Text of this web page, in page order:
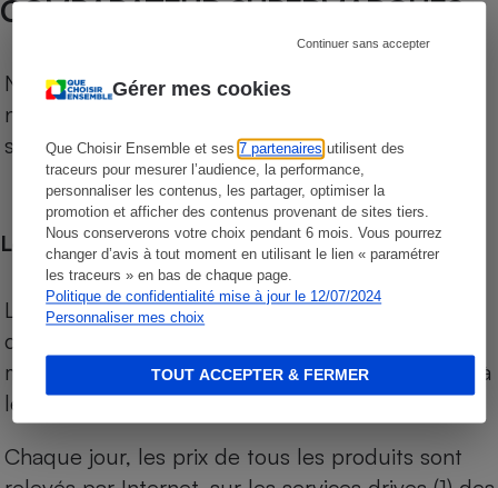
Gérer mes cookies
Que Choisir Ensemble et ses7 partenaires utilisent des
traceurs pour mesurer l’audience, la performance,
personnaliser les contenus, les partager, optimiser la
promotion et afficher des contenus provenant de sites tiers.
Nous conserverons votre choix pendant 6 mois. Vous pourrez
changer d’avis à tout moment en utilisant le lien « paramétrer
les traceurs » en bas de chaque page.
Politique de confidentialité mise à jour le 12/07/2024
Personnaliser mes choix
Continuer sans accepter
TOUT ACCEPTER & FERMER
COMPARATEUR SUPERMARCHÉS
Notre comparateur de supermarchés propose le
niveau de prix des supermarchés, géolocalisés
sur le territoire français.
Les comparaisons de prix
Les comparaisons sont réalisées sur l’ensemble
des produits des magasins. Les produits de
marques de distributeurs (MDD) sont comparés à
leurs équivalents chez leurs concurrents.
Chaque jour, les prix de tous les produits sont